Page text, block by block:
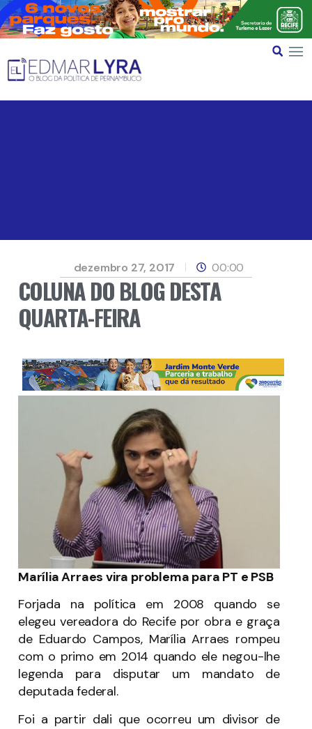
dezembro 27, 2017 00:00
COLUNA DO BLOG DESTA
QUARTA-FEIRA
Marília Arraes vira problema para PT e PSB
Forjada na política em 2008 quando se
elegeu vereadora do Recife por obra e graça
de Eduardo Campos, Marília Arraes rompeu
com o primo em 2014 quando ele negou-lhe
legenda para disputar um mandato de
deputada federal.
Foi a partir dali que ocorreu um divisor de